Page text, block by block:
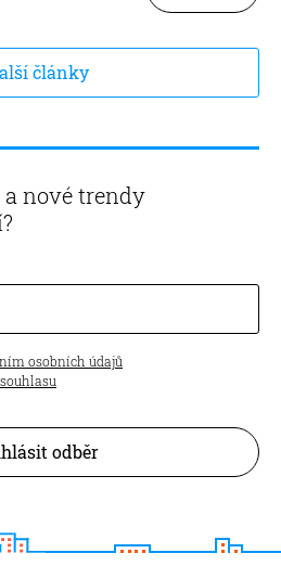
články
nové trendy
osobních údajů
odběr